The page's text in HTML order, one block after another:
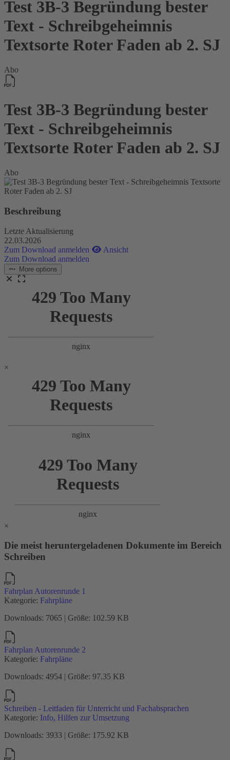
Test 3B-3 Begründung bester
Text - Schreibgeheimnis
Textsorte Roter Faden ab 2. SJ
Abo
Test 3B-3 Begründung bester
Text - Schreibgeheimnis
Textsorte Roter Faden ab 2. SJ
Abo
Beschreibung
Letzte Aktualisierung
22.03.2026
Zum Download anmelden
Ansicht
Zum Download anmelden
More options
×
×
Die meist heruntergeladenen Dokumente im Bereich
Schreiben
Fahrplan Autorenrunde 1
Kategorie: Fahrpläne
Downloads: 7065 | Größe: 102.59 KB
Fahrplan Autorenrunde 2
Kategorie: Fahrpläne
Downloads: 4954 | Größe: 97.35 KB
Schreiben - Leitfaden für Unterricht und Fachabsprachen
Kategorie: Info, Hilfen zur Umsetzung
Downloads: 3933 | Größe: 175.92 KB